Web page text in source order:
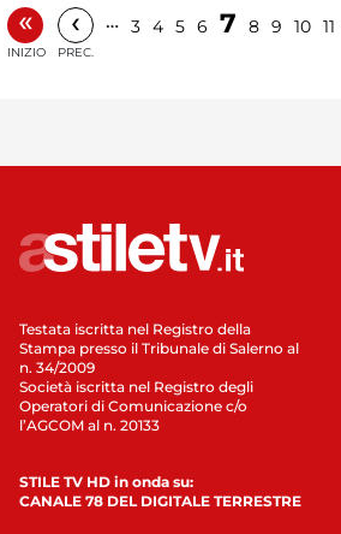
«
INIZIO
‹
PREC.
… 3 4 5 6 7 8 9 10 11
Testata iscritta nel Registro della
Stampa presso il Tribunale di Salerno al
n. 34/2009
Società iscritta nel Registro degli
Operatori di Comunicazione c/o
l’AGCOM al n. 20133
STILE TV HD in onda su:
CANALE 78 DEL DIGITALE TERRESTRE